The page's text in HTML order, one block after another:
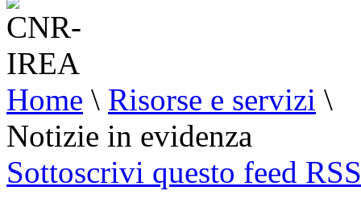
Home \ Risorse e servizi \
Notizie in evidenza
Sottoscrivi questo feed RSS